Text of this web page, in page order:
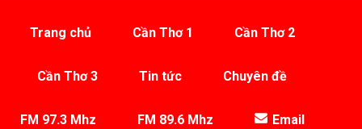
Trang chủ Cần Thơ 1 Cần Thơ 2
Cần Thơ 3 Tin tức Chuyên đề
FM 97.3 Mhz FM 89.6 Mhz Email